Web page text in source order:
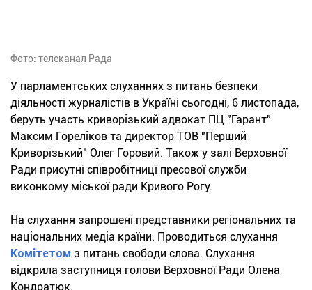
Фото: телеканал Рада
У парламентських слуханнях з питань безпеки
діяльності журналістів в Україні сьогодні, 6 листопада,
беруть участь криворізький адвокат ПЦ "Гарант"
Максим Гореліков та директор ТОВ "Перший
Криворізький" Олег Горовий. Також у залі Верховної
Ради присутні співробітниці пресової служби
виконкому міської ради Кривого Рогу.
На слухання запрошені представники регіональних та
національних медіа країни. Проводиться слухання
Комітетом з питань свободи слова. Слухання
відкрила заступниця голови Верховної Ради Олена
Кондратюк.